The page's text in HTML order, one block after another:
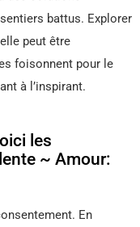
battus. Explorer
peut être
foisonnent pour le
à l’inspirant.
les
~ Amour:
En